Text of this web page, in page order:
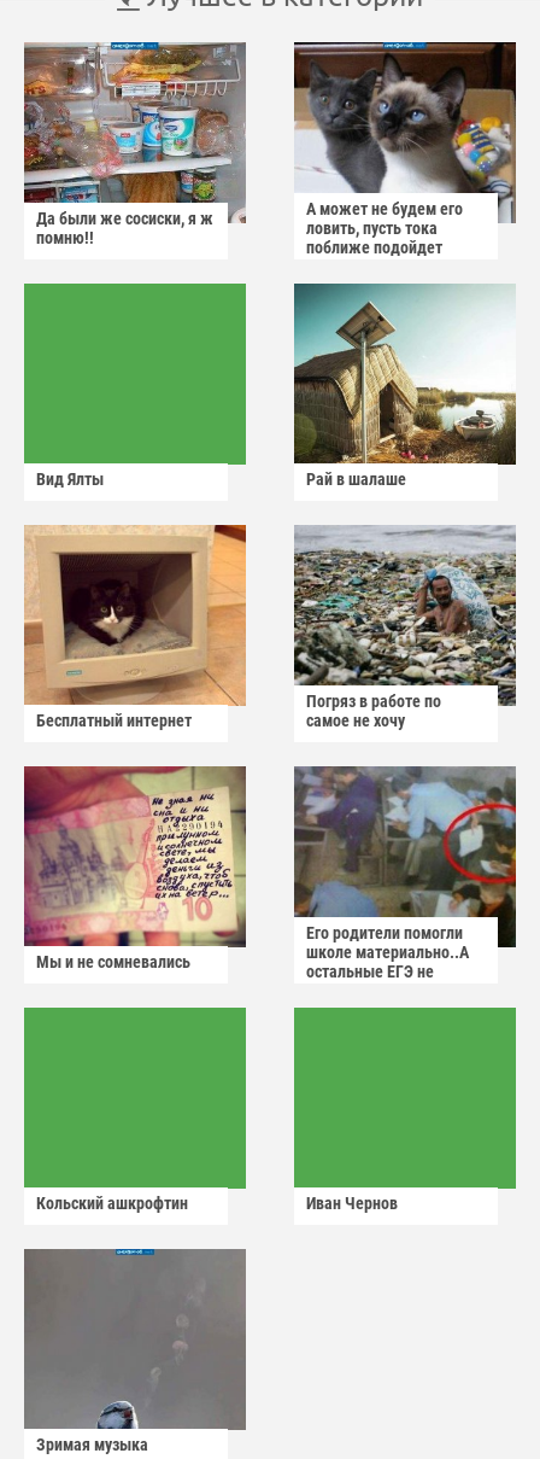
Да были же сосиски, я ж
помню!!
А может не будем его
ловить, пусть тока
поближе подойдет
Вид Ялты Рай в шалаше
Бесплатный интернет
Погряз в работе по
самое не хочу
Мы и не сомневались
Его родители помогли
школе материально..А
остальные ЕГЭ не
Кольский ашкрофтин Иван Чернов
Зримая музыка